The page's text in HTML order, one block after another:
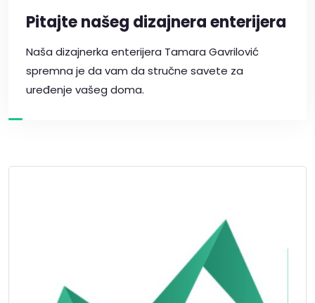
Pitajte našeg dizajnera enterijera
Naša dizajnerka enterijera Tamara Gavrilović
spremna je da vam da stručne savete za
uređenje vašeg doma.